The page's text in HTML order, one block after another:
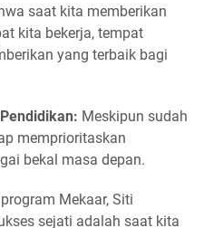
saat kita memberikan
kita bekerja, tempat
yang terbaik bagi
Meskipun sudah
memprioritaskan
bekal masa depan.
Mekaar, Siti
sejati adalah saat kita